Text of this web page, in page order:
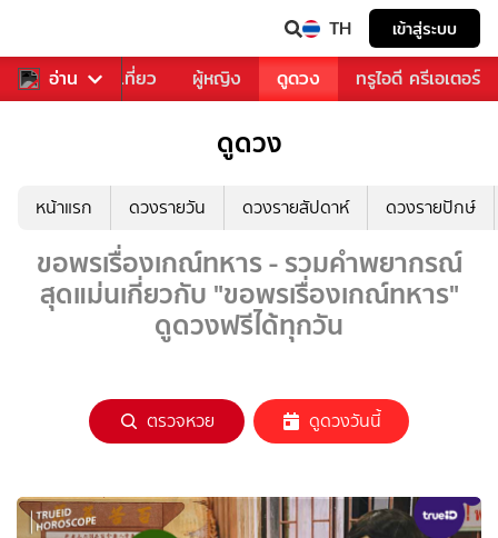
TH เข้าสู่ระบบ
อ่าน
อาหาร ท่องเที่ยว ผู้หญิง ดูดวง ทรูไอดี ครีเอเตอร์
ดูดวง
หน้าแรก ดวงรายวัน ดวงรายสัปดาห์ ดวงรายปักษ์
ขอพรเรื่องเกณ์ทหาร - รวมคำพยากรณ์
สุดแม่นเกี่ยวกับ "ขอพรเรื่องเกณ์ทหาร"
ดูดวงฟรีได้ทุกวัน
ตรวจหวย ดูดวงวันนี้